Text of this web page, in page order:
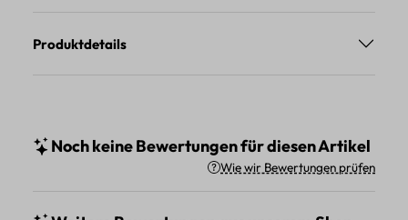
Produktdetails
Noch keine Bewertungen für diesen Artikel
Wie wir Bewertungen prüfen